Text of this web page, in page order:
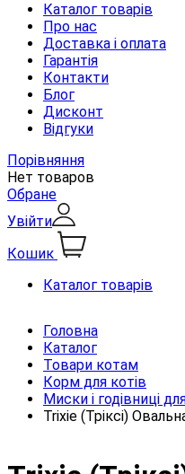
Каталог товарів
Про нас
Доставка і оплата
Гарантія
Контакти
Блог
Дисконт
Відгуки
Порівняння
Нет товаров
Обране
Увійти
Кошик
Каталог товарів
Головна
Каталог
Товари котам
Корм для котів
Миски і годівниці
Trixie (Тріксі)